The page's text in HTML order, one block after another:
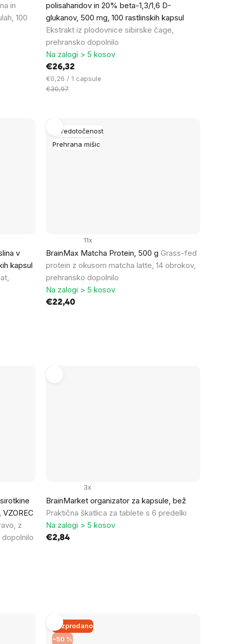
in
100
polisaharidov in 20% beta-1,3/1,6 D-
glukanov, 500 mg, 100 rastlinskih kapsul
Ekstrakt iz plodovnice sibirske čage,
prehransko dopolnilo
Na zalogi > 5 kosov
€26,32
Cena
na
€0,26 / 1 capsule
€30,97
v
kapsul
Osredotočenost
Prehrana mišic
BrainMax Matcha Protein, 500 g Grass-fed
protein z okusom matcha latte, 14 obrokov,
prehransko dopolnilo
11x
Na zalogi > 5 kosov
€22,40
z
BrainMarket organizator za kapsule, bež
Praktična škatlica za tablete s 6 predelki
3x
Na zalogi > 5 kosov
€2,84
Razprodano
–50 %